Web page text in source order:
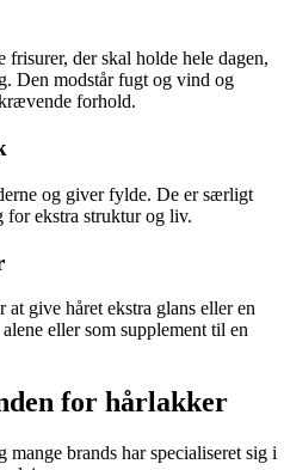
der skal holde hele dagen,
Den modstår fugt og vind og
forhold.
og giver fylde. De er særligt
for ekstra struktur og liv.
give håret ekstra glans eller en
eller som supplement til en
for hårlakker
brands har specialiseret sig i